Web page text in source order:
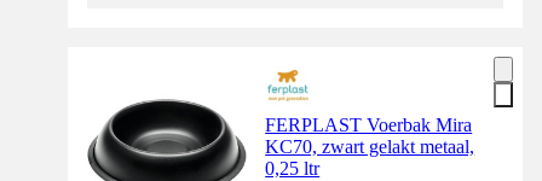
FERPLAST Voerbak Mira
KC70, zwart gelakt metaal,
0,25 ltr